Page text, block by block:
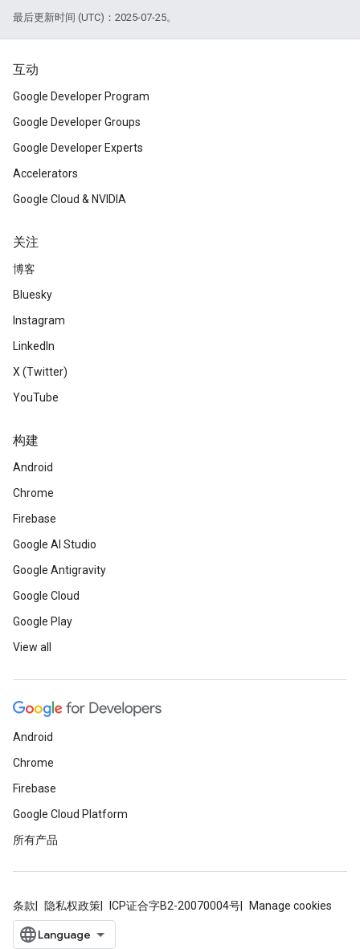
最后更新时间 (UTC)：2025-07-25。
互动
Google Developer Program
Google Developer Groups
Google Developer Experts
Accelerators
Google Cloud & NVIDIA
关注
博客
Bluesky
Instagram
LinkedIn
X (Twitter)
YouTube
构建
Android
Chrome
Firebase
Google AI Studio
Google Antigravity
Google Cloud
Google Play
View all
Android
Chrome
Firebase
Google Cloud Platform
所有产品
条款 隐私权政策 ICP证合字B2-20070004号 Manage cookies